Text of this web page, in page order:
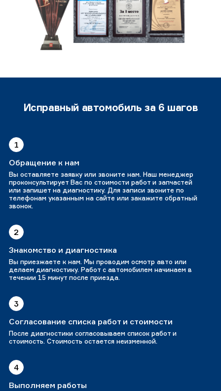
Исправный автомобиль за 6 шагов
1
Обращение к нам
Вы оставляете заявку или звоните нам. Наш менеджер
проконсультирует Вас по стоимости работ и запчастей
или запишет на диагностику. Для записи звоните по
телефонам указанным на сайте или закажите обратный
звонок.
2
Знакомство и диагностика
Вы приезжаете к нам. Мы проводим осмотр авто или
делаем диагностику. Работ с автомобилем начинаем в
течении 15 минут после приезда.
3
Согласование списка работ и стоимости
После диагностики согласовываем список работ и
стоимость. Стоимость остается неизменной.
4
Выполняем работы